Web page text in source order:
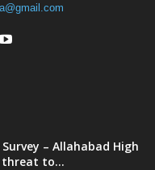
– Allahabad High
to...